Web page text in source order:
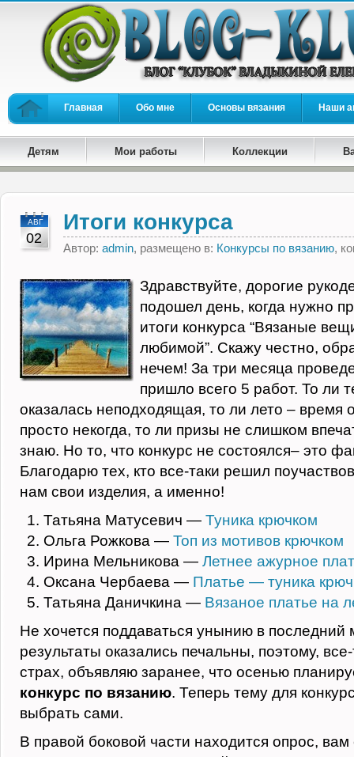
Главная Обо мне Основы вязания Наши
Детям Мои работы Коллекции
АВГ
02
Итоги конкурса
Автор: admin, размещено в: Конкурсы по вязанию,
Здравствуйте, дорогие
подошел день, когда нужно
итоги конкурса “Вязаные
любимой”. Скажу честно,
нечем! За три месяца
пришло всего 5 работ. То ли
оказалась неподходящая, то ли лето – время
просто некогда, то ли призы не слишком
знаю. Но то, что конкурс не состоялся– это
Благодарю тех, кто все-таки решил
нам свои изделия, а именно!
Татьяна Матусевич — Туника крючком
Ольга Рожкова — Топ из мотивов крючком
Ирина Мельникова — Летнее ажурное
Оксана Чербаева — Платье — туника
Татьяна Даничкина — Вязаное платье на
Не хочется поддаваться унынию в последний
результаты оказались печальны, поэтому,
страх, объявляю заранее, что осенью
конкурс по вязанию. Теперь тему для
выбрать сами.
В правой боковой части находится опрос,